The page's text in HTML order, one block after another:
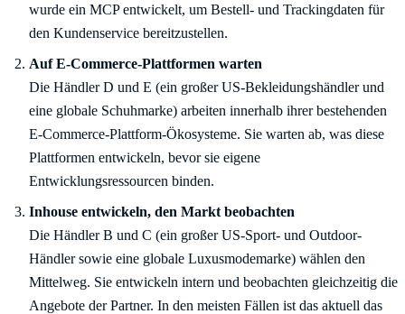
wurde ein MCP entwickelt, um Bestell- und Trackingdaten für
den Kundenservice bereitzustellen.
Die Händler D und E (ein großer US-Bekleidungshändler und
eine globale Schuhmarke) arbeiten innerhalb ihrer bestehenden
E-Commerce-Plattform-Ökosysteme. Sie warten ab, was diese
Plattformen entwickeln, bevor sie eigene
Entwicklungsressourcen binden.
Die Händler B und C (ein großer US-Sport- und Outdoor-
Händler sowie eine globale Luxusmodemarke) wählen den
Mittelweg. Sie entwickeln intern und beobachten gleichzeitig die
Angebote der Partner. In den meisten Fällen ist das aktuell das